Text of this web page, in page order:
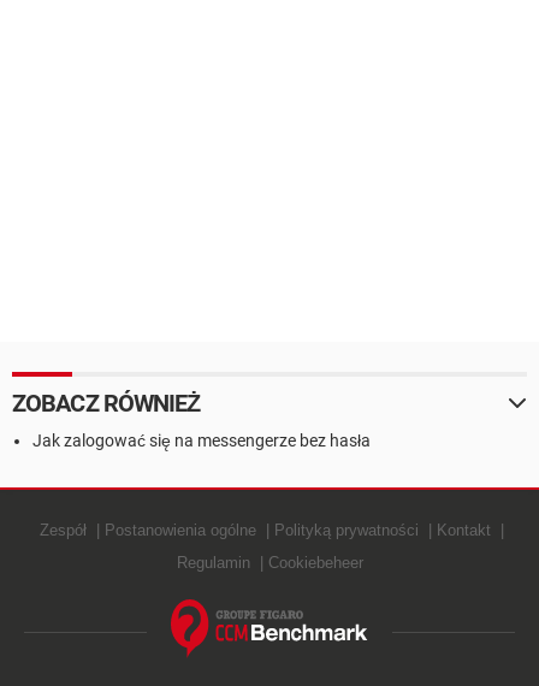
ZOBACZ RÓWNIEŻ
Jak zalogować się na messengerze bez hasła
Zespół Postanowienia ogólne Polityką prywatności
Kontakt
Regulamin
Cookiebeheer